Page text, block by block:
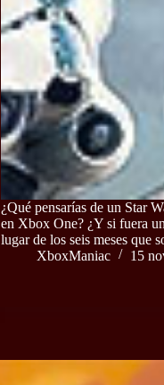
¿Qué pensarías de un Star
en Xbox One? ¿Y si fuera
lugar de los seis meses que
XboxManiac
15